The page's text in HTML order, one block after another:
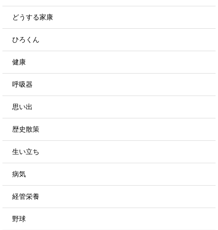
どうする家康
ひろくん
健康
呼吸器
思い出
歴史散策
生い立ち
病気
経管栄養
野球